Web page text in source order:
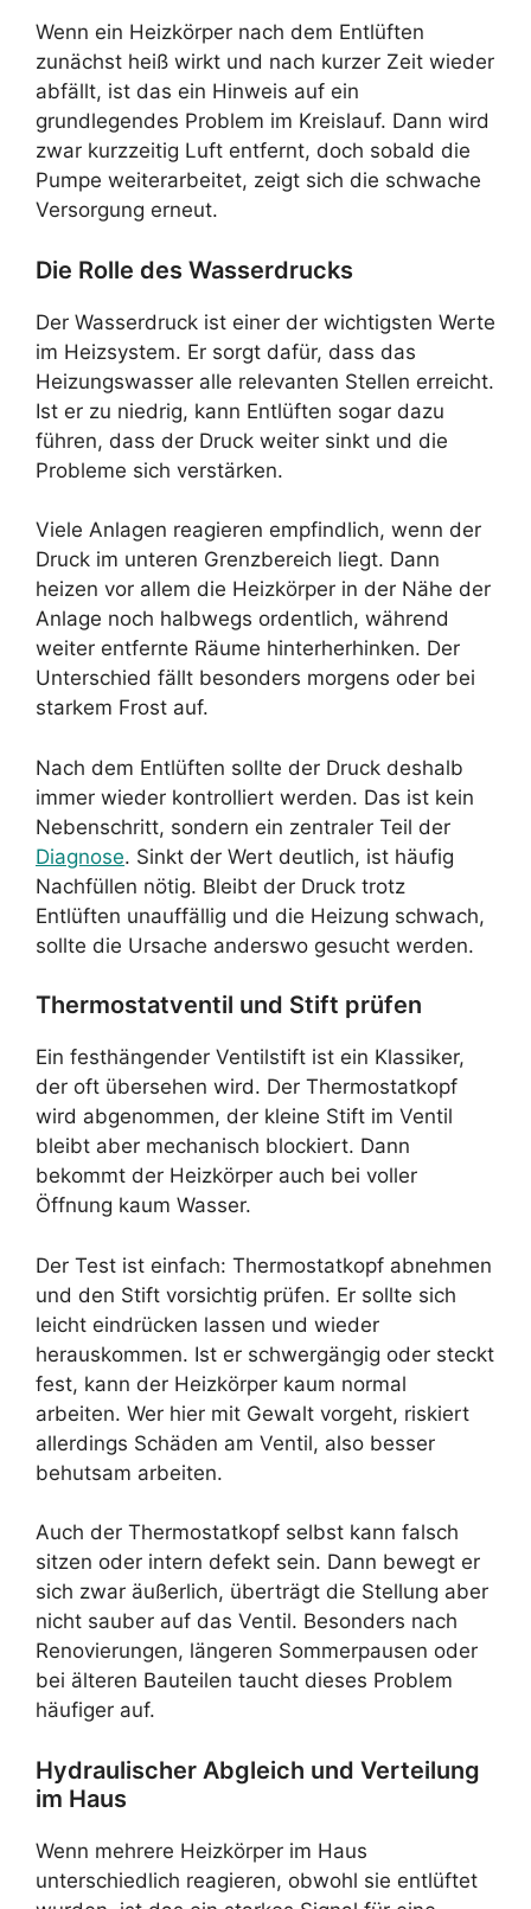
Wenn ein Heizkörper nach dem Entlüften
zunächst heiß wirkt und nach kurzer Zeit wieder
abfällt, ist das ein Hinweis auf ein
grundlegendes Problem im Kreislauf. Dann wird
zwar kurzzeitig Luft entfernt, doch sobald die
Pumpe weiterarbeitet, zeigt sich die schwache
Versorgung erneut.
Die Rolle des Wasserdrucks
Der Wasserdruck ist einer der wichtigsten Werte
im Heizsystem. Er sorgt dafür, dass das
Heizungswasser alle relevanten Stellen erreicht.
Ist er zu niedrig, kann Entlüften sogar dazu
führen, dass der Druck weiter sinkt und die
Probleme sich verstärken.
Viele Anlagen reagieren empfindlich, wenn der
Druck im unteren Grenzbereich liegt. Dann
heizen vor allem die Heizkörper in der Nähe der
Anlage noch halbwegs ordentlich, während
weiter entfernte Räume hinterherhinken. Der
Unterschied fällt besonders morgens oder bei
starkem Frost auf.
Nach dem Entlüften sollte der Druck deshalb
immer wieder kontrolliert werden. Das ist kein
Nebenschritt, sondern ein zentraler Teil der
Diagnose. Sinkt der Wert deutlich, ist häufig
Nachfüllen nötig. Bleibt der Druck trotz
Entlüften unauffällig und die Heizung schwach,
sollte die Ursache anderswo gesucht werden.
Thermostatventil und Stift prüfen
Ein festhängender Ventilstift ist ein Klassiker,
der oft übersehen wird. Der Thermostatkopf
wird abgenommen, der kleine Stift im Ventil
bleibt aber mechanisch blockiert. Dann
bekommt der Heizkörper auch bei voller
Öffnung kaum Wasser.
Der Test ist einfach: Thermostatkopf abnehmen
und den Stift vorsichtig prüfen. Er sollte sich
leicht eindrücken lassen und wieder
herauskommen. Ist er schwergängig oder steckt
fest, kann der Heizkörper kaum normal
arbeiten. Wer hier mit Gewalt vorgeht, riskiert
allerdings Schäden am Ventil, also besser
behutsam arbeiten.
Auch der Thermostatkopf selbst kann falsch
sitzen oder intern defekt sein. Dann bewegt er
sich zwar äußerlich, überträgt die Stellung aber
nicht sauber auf das Ventil. Besonders nach
Renovierungen, längeren Sommerpausen oder
bei älteren Bauteilen taucht dieses Problem
häufiger auf.
Hydraulischer Abgleich und Verteilung
im Haus
Wenn mehrere Heizkörper im Haus
unterschiedlich reagieren, obwohl sie entlüftet